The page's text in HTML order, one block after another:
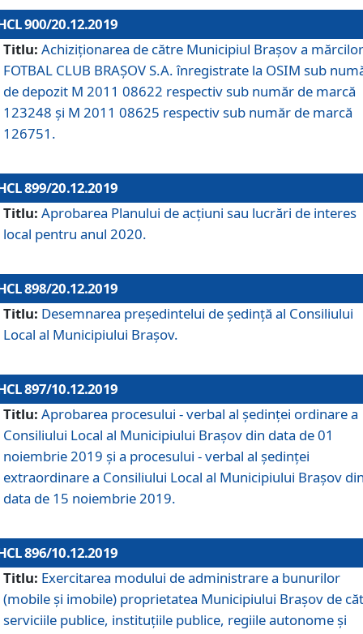
900/20.12.2019
Titlu: Achiziționarea de către Municipiul Brașov a mărcilor
FOTBAL CLUB BRAȘOV S.A. înregistrate la OSIM sub
de depozit M 2011 08622 respectiv sub număr de marcă
123248 și M 2011 08625 respectiv sub număr de marcă
126751.
899/20.12.2019
Titlu: Aprobarea Planului de acţiuni sau lucrări de interes
local pentru anul 2020.
898/20.12.2019
Titlu: Desemnarea preşedintelui de şedinţă al Consiliului
Local al Municipiului Braşov.
897/10.12.2019
Titlu: Aprobarea procesului - verbal al şedinţei ordinare a
Consiliului Local al Municipiului Brașov din data de 01
noiembrie 2019 și a procesului - verbal al ședinței
extraordinare a Consiliului Local al Municipiului Brașov
data de 15 noiembrie 2019.
896/10.12.2019
Titlu: Exercitarea modului de administrare a bunurilor
(mobile și imobile) proprietatea Municipiului Brașov de
serviciile publice, instituțiile publice, regiile autonome și